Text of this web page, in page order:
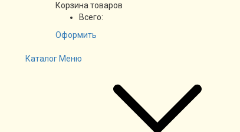
Корзина товаров
Всего:
Оформить
Каталог Меню